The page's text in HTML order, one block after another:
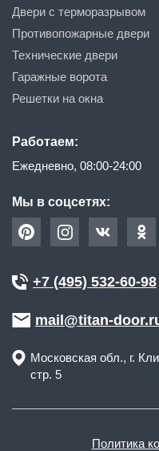
Двери с терморазрывом
Противопожарные двери
Технические двери
Гаражные ворота
Решетки на окна
Работаем:
Ежедневно, 08:00-24:00
Мы в соцсетях:
+7 (495) 532-60-98
mail@titan-
Московская обл., г.
стр. 5
Политика